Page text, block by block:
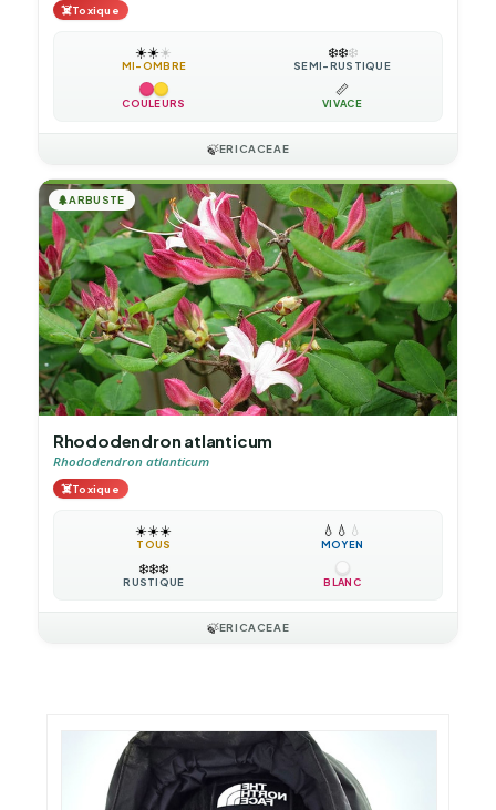
☠️Toxique
☀️☀️☀️
MI-OMBRE
❄️❄️❄️
SEMI-RUSTIQUE
COULEURS
📏
VIVACE
🍃ERICACEAE
🌲ARBUSTE
Rhododendron atlanticum
Rhododendron atlanticum
☠️Toxique
☀️☀️☀️
TOUS
💧 💧 💧
MOYEN
❄️❄️❄️
RUSTIQUE BLANC
🍃ERICACEAE